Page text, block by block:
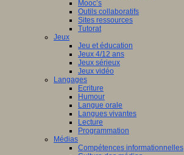
Mooc’s
Outils collaboratifs
Sites ressources
Tutorat
Jeux
Jeu et éducation
Jeux 4/12 ans
Jeux sérieux
Jeux vidéo
Langages
Ecriture
Humour
Langue orale
Langues vivantes
Lecture
Programmation
Médias
Compétences informationnelles